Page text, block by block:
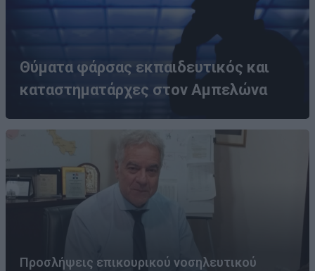
Θύματα φάρσας εκπαιδευτικός και
καταστηματάρχες στον Αμπελώνα
Προσλήψεις επικουρικού νοσηλευτικού